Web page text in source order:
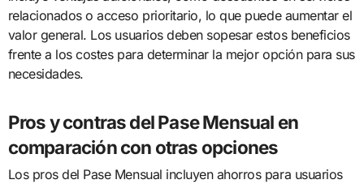
relacionados o acceso prioritario, lo que puede aumentar el
valor general. Los usuarios deben sopesar estos beneficios
frente a los costes para determinar la mejor opción para sus
necesidades.
Pros y contras del Pase Mensual en
comparación con otras opciones
Los pros del Pase Mensual incluyen ahorros para usuarios